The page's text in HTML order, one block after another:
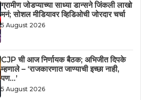
ग्रामीण जोडप्याच्या साध्या डान्सने जिंकली लाखो
मनं; सोशल मीडियावर व्हिडिओची जोरदार चर्चा
5 August 2026
CJP ची आज निर्णायक बैठक; अभिजीत दिपके
म्हणाले – ‘राजकारणात जाण्याची इच्छा नाही,
पण…’
5 August 2026